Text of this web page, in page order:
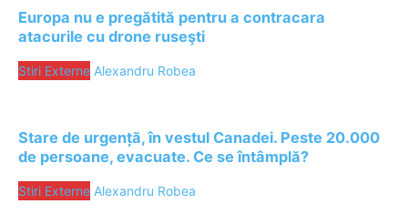
Europa nu e pregătită pentru a contracara
atacurile cu drone ruseşti
Stiri Externe Alexandru Robea
Stare de urgență, în vestul Canadei. Peste 20.000
de persoane, evacuate. Ce se întâmplă?
Stiri Externe Alexandru Robea